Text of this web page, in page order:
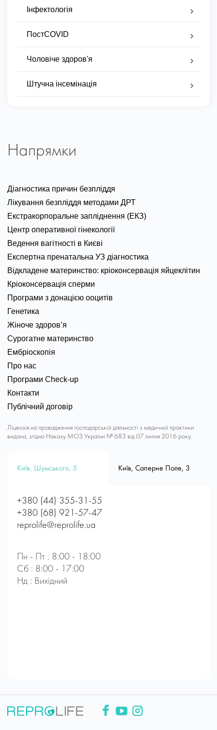
Інфектологія
ПостCOVID
Чоловіче здоров'я
Штучна інсемінація
Напрямки
Діагностика причин безпліддя
Лікування безпліддя методами ДРТ
Екстракорпоральне запліднення (ЕКЗ)
Центр оперативної гінекології
Ведення вагітності в Києві
Експертна пренатальна УЗ діагностика
Відкладене материнство: кріоконсервація яйцеклітин
Кріоконсервація сперми
Програми з донацією ооцитів
Генетика
Жіноче здоров’я
Сурогатне материнство
Ембріоскопія
Про нас
Програми Check-up
Контакти
Публічний договір
Ліцензія на провадження господарської діяльності з медичної практики
видана, згідно Наказу МОЗ України № 683 від 07 липня 2016 року.
Київ, Шумського, 5 Київ, Саперне Поле, 3
+380 (44) 355-31-55
+380 (68) 921-57-47
reprolife@reprolife.ua
Пн - Пт : 8:00 - 18:00
Сб : 8:00 - 17:00
Нд : Вихідний